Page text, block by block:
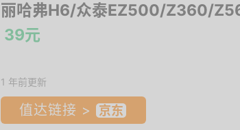
丽哈弗H6/众泰EZ500/Z360/
39元
1 年前更新
值达链接 >